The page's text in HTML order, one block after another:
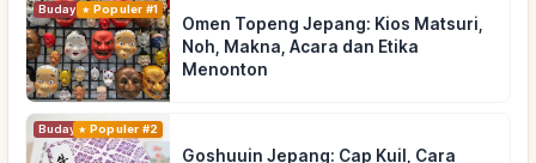
Budaya Tradisional
Populer #1
Omen Topeng Jepang: Kios Matsuri,
Noh, Makna, Acara dan Etika
Menonton
Budaya Tradisional
Populer #2
Goshuuin Jepang: Cap Kuil, Cara